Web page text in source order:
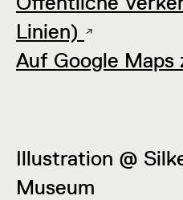
Linien)
Auf Google Maps
Illustration @
Museum